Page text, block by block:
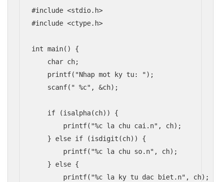
#include <stdio.h>
#include <ctype.h>
int main() {
    char ch;
    printf("Nhap mot ky tu: ");
    scanf(" %c", &ch);
    if (isalpha(ch)) {
        printf("%c la chu cai.n", ch);
    } else if (isdigit(ch)) {
        printf("%c la chu so.n", ch);
    } else {
        printf("%c la ky tu dac biet.n", ch);